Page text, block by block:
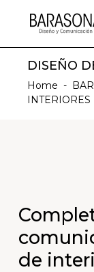
DISEÑO
Home -
INTERIORES
de